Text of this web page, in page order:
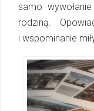
samo
rodziną.
i wspo­mi­na­nie